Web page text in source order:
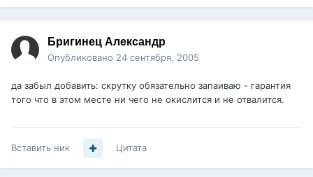
Бригинец Александр
Опубликовано 24 сентября, 2005
да забыл добавить: скрутку обязательно запаиваю - гарантия
того что в этом месте ни чего не окислится и не отвалится.
Вставить ник Цитата